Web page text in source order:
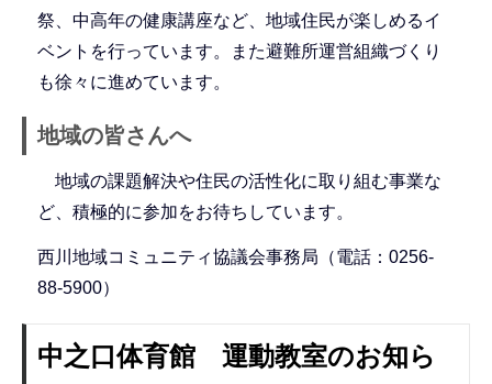
祭、中高年の健康講座など、地域住民が楽しめるイ
ベントを行っています。また避難所運営組織づくり
も徐々に進めています。
地域の皆さんへ
地域の課題解決や住民の活性化に取り組む事業な
ど、積極的に参加をお待ちしています。
西川地域コミュニティ協議会事務局（電話：0256-
88-5900）
中之口体育館 運動教室のお知ら